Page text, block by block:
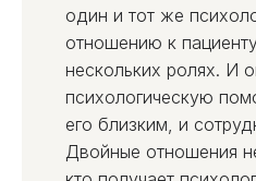
один и тот же
отношению к
нескольких ролях. И
психологическую
его близким, и
Двойные отношения